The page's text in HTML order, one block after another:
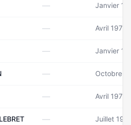
— Janvier
— Avril 1973
— Janvier
— Octobre
— Avril 1977
— Juillet